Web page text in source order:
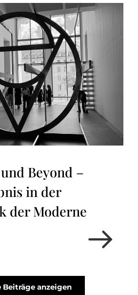
Beyond –
in der
der Moderne
Beiträge anzeigen